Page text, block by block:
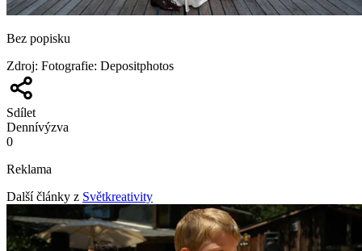
Bez popisku
Zdroj: Fotografie: Depositphotos
Sdílet
Dennívýzva
0
Reklama
Další články z Světkreativity